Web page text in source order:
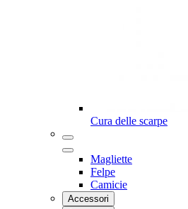
Cura delle scarpe
Magliette
Felpe
Camicie
Accessori